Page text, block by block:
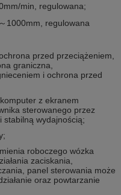
min, regulowana;
1000mm, regulowana
przed przeciążeniem,
graniczna,
i ochrona przed
z ekranem
sterowanego przez
stabilną wydajnością;
roboczego wózka
zaciskania,
panel sterowania może
oraz powtarzanie